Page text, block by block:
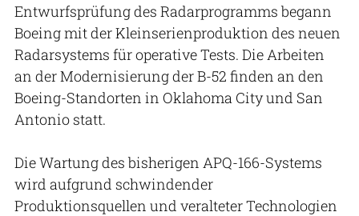
Entwurfsprüfung des Radarprogramms begann
Boeing mit der Kleinserienproduktion des neuen
Radarsystems für operative Tests. Die Arbeiten
an der Modernisierung der B-52 finden an den
Boeing-Standorten in Oklahoma City und San
Antonio statt.
Die Wartung des bisherigen APQ-166-Systems
wird aufgrund schwindender
Produktionsquellen und veralteter Technologien